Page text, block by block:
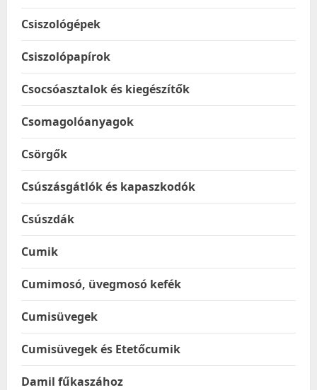
Csiszológépek
Csiszolópapírok
Csocsóasztalok és kiegészítők
Csomagolóanyagok
Csörgők
Csúszásgátlók és kapaszkodók
Csúszdák
Cumik
Cumimosó, üvegmosó kefék
Cumisüvegek
Cumisüvegek és Etetőcumik
Damil fűkaszához